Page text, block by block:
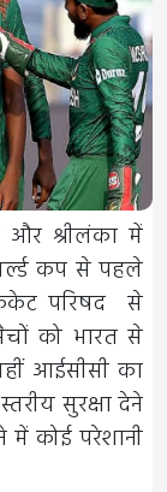
और श्रीलंका में
कप से पहले
परिषद से
को भारत से
आईसीसी का
सुरक्षा देने
कोई परेशानी